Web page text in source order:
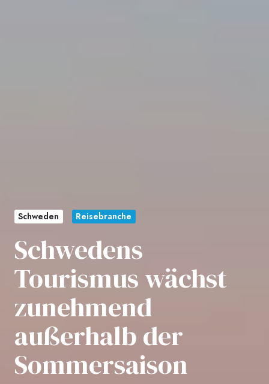
Schweden Reisebranche
Schwedens
Tourismus wächst
zunehmend
außerhalb der
Sommersaison